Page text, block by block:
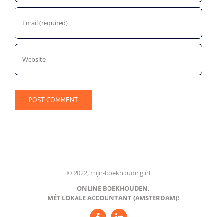
© 2022, mijn-boekhouding.nl
ONLINE BOEKHOUDEN,
MÉT LOKALE ACCOUNTANT (AMSTERDAM)!